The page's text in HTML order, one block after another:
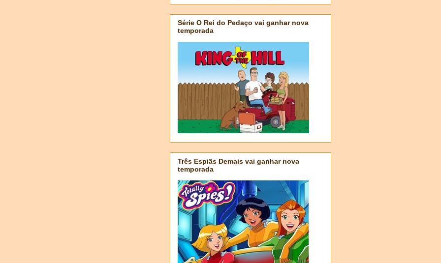
Série O Rei do Pedaço vai ganhar nova
temporada
Três Espiãs Demais vai ganhar nova
temporada